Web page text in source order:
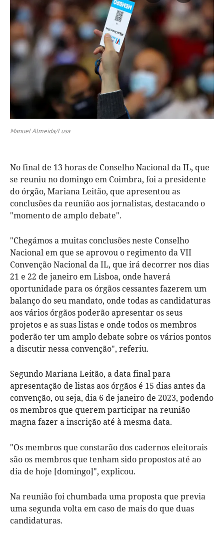
Manuel Almeida/Lusa
No final de 13 horas de Conselho Nacional da IL, que
se reuniu no domingo em Coimbra, foi a presidente
do órgão, Mariana Leitão, que apresentou as
conclusões da reunião aos jornalistas, destacando o
"momento de amplo debate".
"Chegámos a muitas conclusões neste Conselho
Nacional em que se aprovou o regimento da VII
Convenção Nacional da IL, que irá decorrer nos dias
21 e 22 de janeiro em Lisboa, onde haverá
oportunidade para os órgãos cessantes fazerem um
balanço do seu mandato, onde todas as candidaturas
aos vários órgãos poderão apresentar os seus
projetos e as suas listas e onde todos os membros
poderão ter um amplo debate sobre os vários pontos
a discutir nessa convenção", referiu.
Segundo Mariana Leitão, a data final para
apresentação de listas aos órgãos é 15 dias antes da
convenção, ou seja, dia 6 de janeiro de 2023, podendo
os membros que querem participar na reunião
magna fazer a inscrição até à mesma data.
"Os membros que constarão dos cadernos eleitorais
são os membros que tenham sido propostos até ao
dia de hoje [domingo]", explicou.
Na reunião foi chumbada uma proposta que previa
uma segunda volta em caso de mais do que duas
candidaturas.